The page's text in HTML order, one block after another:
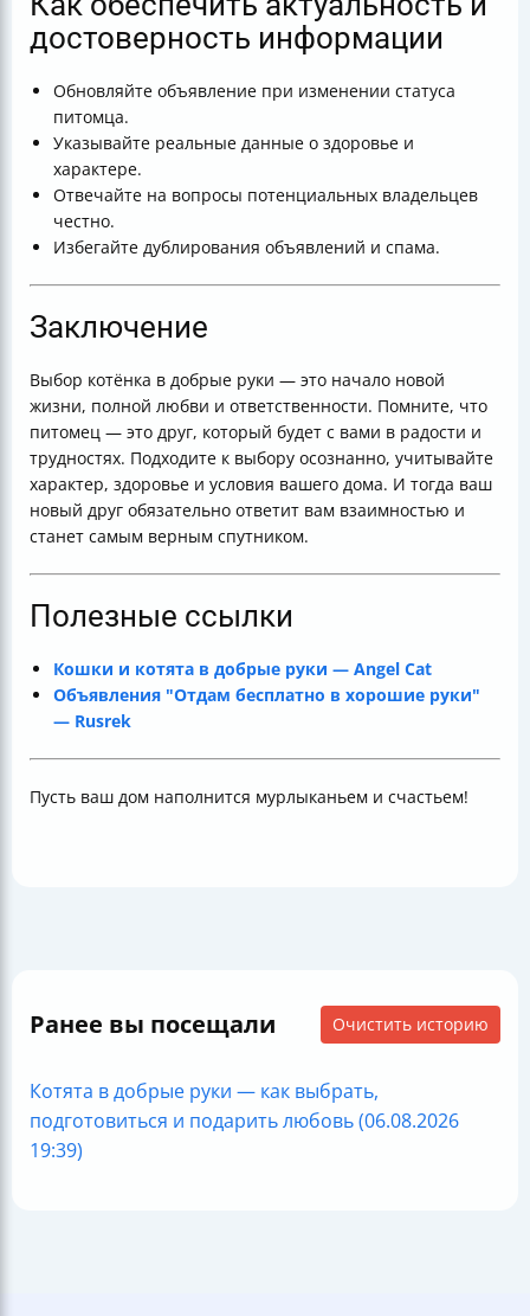
достоверность информации
Обновляйте объявление при изменении статуса
питомца.
Указывайте реальные данные о здоровье и
характере.
Отвечайте на вопросы потенциальных владельцев
честно.
Избегайте дублирования объявлений и спама.
Заключение
Выбор котёнка в добрые руки — это начало новой
жизни, полной любви и ответственности. Помните, что
питомец — это друг, который будет с вами в радости и
трудностях. Подходите к выбору осознанно, учитывайте
характер, здоровье и условия вашего дома. И тогда ваш
новый друг обязательно ответит вам взаимностью и
станет самым верным спутником.
Полезные ссылки
Кошки и котята в добрые руки — Angel Cat
Объявления "Отдам бесплатно в хорошие руки"
— Rusrek
Пусть ваш дом наполнится мурлыканьем и счастьем!
Ранее вы посещали Очистить историю
Котята в добрые руки — как выбрать,
подготовиться и подарить любовь (06.08.2026
19:39)